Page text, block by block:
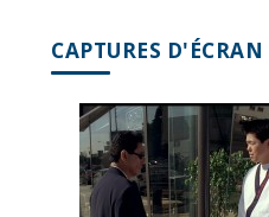
CAPTURES D'ÉCRAN